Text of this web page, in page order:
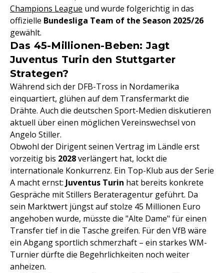
Champions League und wurde folgerichtig in das
offizielle Bundesliga Team of the Season 2025/26
gewählt.
Das 45-Millionen-Beben: Jagt
Juventus Turin den Stuttgarter
Strategen?
Während sich der DFB-Tross in Nordamerika
einquartiert, glühen auf dem Transfermarkt die
Drähte. Auch die deutschen Sport-Medien diskutieren
aktuell über einen möglichen Vereinswechsel von
Angelo Stiller.
Obwohl der Dirigent seinen Vertrag im Ländle erst
vorzeitig bis 2028verlängert hat, lockt die
internationale Konkurrenz. Ein Top-Klub aus der Serie
A macht ernst: Juventus Turin hat bereits konkrete
Gespräche mit Stillers Berateragentur geführt. Da
sein Marktwert jüngst auf stolze 45 Millionen Euro
angehoben wurde, müsste die "Alte Dame" für einen
Transfer tief in die Tasche greifen. Für den VfB wäre
ein Abgang sportlich schmerzhaft – ein starkes WM-
Turnier dürfte die Begehrlichkeiten noch weiter
anheizen.